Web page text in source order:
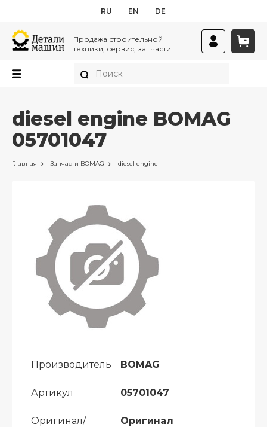
RU EN DE
Продажа строительной
техники, сервис, запчасти
diesel engine BOMAG
05701047
Главная Запчасти BOMAG diesel engine
Производитель BOMAG
Артикул 05701047
Оригинал/
Оригинал